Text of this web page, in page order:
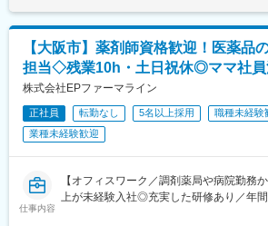
・重点案件の解決・モニタリングおよび
・顧客対応オペレーションの改善提案
・問い合わせデータの整理・分析および
◆ご入社後の担当業務／期待する役割
まずはメディカルインフォメーション業
ゲノム医療・顧客対応フローを習得してい
その後は、
・CRM・ナレッジ管理
【大阪市】薬剤師資格歓迎！医薬品
担当◇残業10h・土日祝休◎ママ社員
株式会社EPファーマライン
正社員 転勤なし 5名以上採用
職種未経験
業種未経験歓迎
仕事内容
【オフィスワーク／調剤薬局や病院勤務
上が未経験入社◎充実した研修あり／年